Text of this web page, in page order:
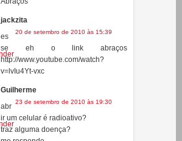
ckzita, manda o link do youtube que
eu posto sim!
Abraços
jackzita
20 de setembro de 2010 às 15:39
es
se eh o link abraços
http://www.youtube.com/watch?
v=lvIu4Yt-vxc
Guilherme
23 de setembro de 2010 às 19:30
abr